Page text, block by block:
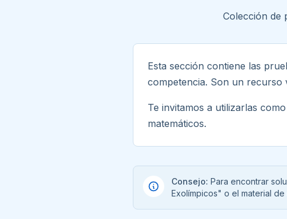
Colección de
Esta sección contiene las
competencia. Son un
Te invitamos a utilizarlas
matemáticos.
Consejo: Para encontrar
Exolímpicos" o el material